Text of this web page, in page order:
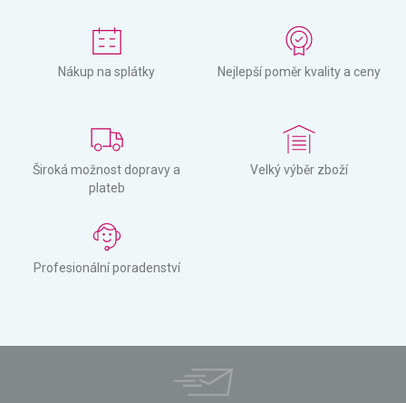
Nákup na splátky Nejlepší poměr kvality a ceny
Široká možnost dopravy a
plateb
Velký výběr zboží
Profesionální poradenství